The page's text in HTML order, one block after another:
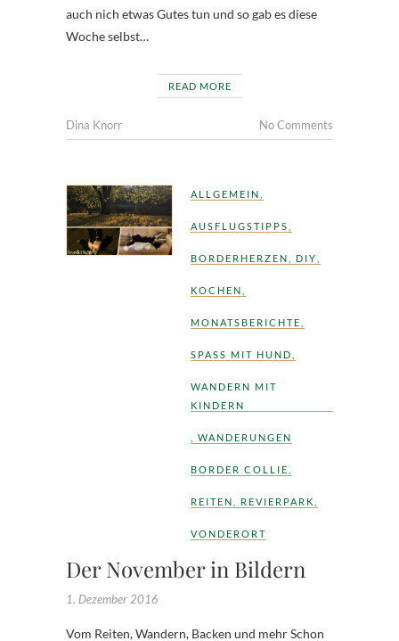
auch nich etwas Gutes tun und so gab es diese
Woche selbst…
READ MORE
Dina Knorr No Comments
ALLGEMEIN
AUSFLUGSTIPPS
BORDERHERZEN DIY
KOCHEN
MONATSBERICHTE
SPASS MIT HUND
WANDERN MIT
KINDERN
WANDERUNGEN
BORDER COLLIE
REITEN REVIERPARK
VONDERORT
Der November in Bildern
1. Dezember 2016
Vom Reiten, Wandern, Backen und mehr Schon